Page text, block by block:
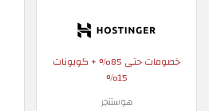
خصومات حتى 85% + كوبونات
15%
هوستنجر